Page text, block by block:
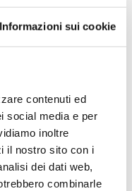
Informazioni sui cookie
contenuti ed
social media e per
inoltre
il nostro sito con i
dei dati web,
combinarle